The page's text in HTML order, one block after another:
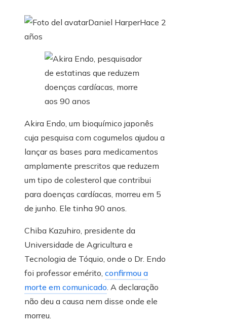
Daniel HarperHace 2
años
Akira Endo, um bioquímico japonês
cuja pesquisa com cogumelos ajudou a
lançar as bases para medicamentos
amplamente prescritos que reduzem
um tipo de colesterol que contribui
para doenças cardíacas, morreu em 5
de junho. Ele tinha 90 anos.
Chiba Kazuhiro, presidente da
Universidade de Agricultura e
Tecnologia de Tóquio, onde o Dr. Endo
foi professor emérito, confirmou a
morte em comunicado. A declaração
não deu a causa nem disse onde ele
morreu.